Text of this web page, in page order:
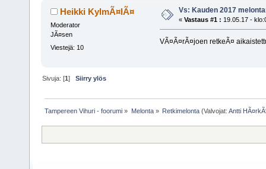
Heikki KylmÃ¤lÃ¤
Moderator
JÃ¤sen
Viestejä: 10
Vs: Kauden 2017
« Vastaus #1 : 19.05.17 -
VÃ¤Ã¤rÃ¤joen retkeÃ¤
Sivuja: [1]Siirry ylös
Tampereen Vihuri - foorumi » Melonta» Retkimelonta(Valvojat: Antti